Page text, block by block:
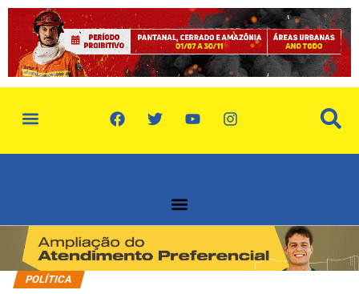
POLÍTICA